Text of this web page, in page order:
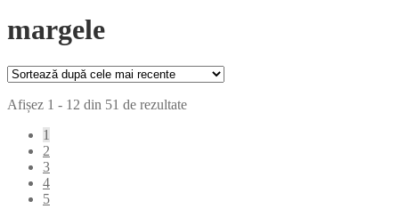
margele
Afișez 1 - 12 din 51 de rezultateSortat
1
2
3
4
5